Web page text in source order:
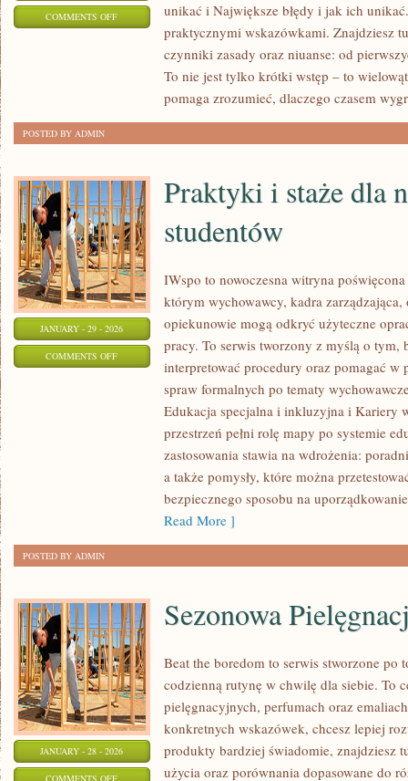
COMMENTS OFFON
unikać i Największe błędy i jak ich
praktycznymi wskazówkami. Znajdziesz
czynniki zasady oraz niuanse: od
To nie jest tylko krótki wstęp – to
pomaga zrozumieć, dlaczego czasem
POSTED BY ADMIN
JANUARY - 29 - 2026
COMMENTS OFFON
STUDENTÓW
Praktyki i staże dla
studentów
IWspo to nowoczesna witryna
którym wychowawcy, kadra
opiekunowie mogą odkryć użyteczne
pracy. To serwis tworzony z myślą o tym,
interpretować procedury oraz pomagać
spraw formalnych po tematy
Edukacja specjalna i inkluzyjna i Kariery
przestrzeń pełni rolę mapy po systemie
zastosowania stawia na wdrożenia:
a także pomysły, które można
bezpiecznego sposobu na
Read More ]
POSTED BY ADMIN
JANUARY - 28 - 2026
COMMENTS OFFON
Sezonowa
Beat the boredom to serwis stworzone
codzienną rutynę w chwilę dla siebie. To
pielęgnacyjnych, perfumach oraz
konkretnych wskazówek, chcesz lepiej
produkty bardziej świadomie, znajdziesz
użycia oraz porównania dopasowane do